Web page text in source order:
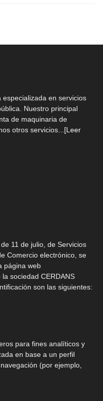
en servicios
Nuestro principal
de maquinaria de
otros servicios... [Leer
11 de julio, de Servicios
Comercio electrónico, se
página web
sociedad CERDANS
son las siguientes:
para fines analíticos y
en base a un perfil
(por ejemplo,